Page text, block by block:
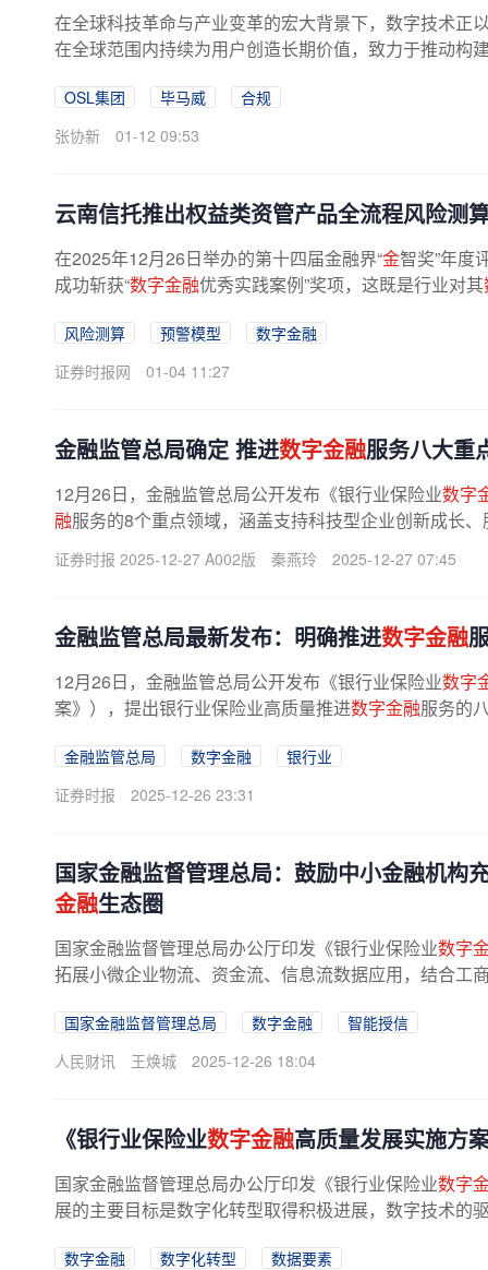
在全球科技革命与产业变革的宏大背景下，数字技术正
在全球范围内持续为用户创造长期价值，致力于推动构
OSL集团 毕马威
合规
张协新
01-12 09:53
云南信托推出权益类资管产品全流程风险测
在2025年12月26日举办的第十四届金融界“金智奖”年度
成功斩获“数字金融优秀实践案例”奖项，这既是行业对其
风险测算 预警模型
数字金融
证券时报网
01-04 11:27
金融监管总局确定 推进数字金融服务八大重
12月26日，金融监管总局公开发布《银行业保险业数字
融服务的8个重点领域，涵盖支持科技型企业创新成长
证券时报 2025-12-27 A002版 秦燕玲 2025-12-27 07:45
金融监管总局最新发布：明确推进数字金融
12月26日，金融监管总局公开发布《银行业保险业数字
案》），提出银行业保险业高质量推进数字金融服务的
金融监管总局 数字金融
银行业
证券时报
2025-12-26 23:31
国家金融监督管理总局：鼓励中小金融机构
金融生态圈
国家金融监督管理总局办公厅印发《银行业保险业数字
拓展小微企业物流、资金流、信息流数据应用，结合工
国家金融监督管理总局 数字金融
智能授信
人民财讯
王焕城 2025-12-26 18:04
《银行业保险业数字金融高质量发展实施方
国家金融监督管理总局办公厅印发《银行业保险业数字
展的主要目标是数字化转型取得积极进展，数字技术的
数字金融 数字化转型
数据要素